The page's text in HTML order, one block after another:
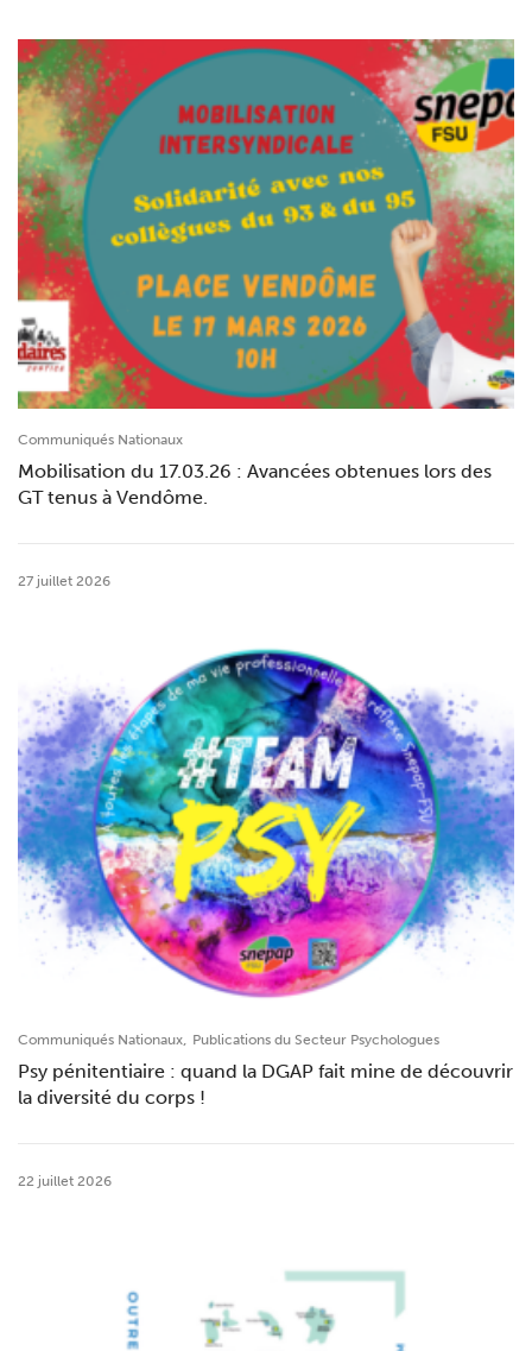
Communiqués Nationaux
Mobilisation du 17.03.26 : Avancées obtenues lors des
GT tenus à Vendôme.
27 juillet 2026
Communiqués Nationaux, Publications du Secteur Psychologues
Psy pénitentiaire : quand la DGAP fait mine de découvrir
la diversité du corps !
22 juillet 2026